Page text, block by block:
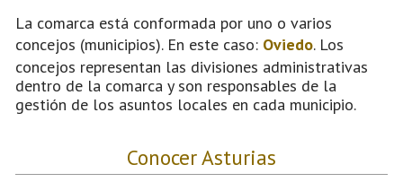
La comarca está conformada por uno o varios
concejos (municipios). En este caso: Oviedo. Los
concejos representan las divisiones administrativas
dentro de la comarca y son responsables de la
gestión de los asuntos locales en cada municipio.
Conocer Asturias